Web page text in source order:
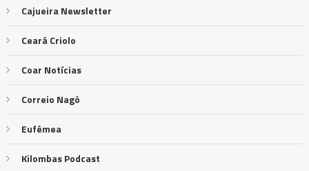
Cajueira Newsletter
Ceará Criolo
Coar Notícias
Correio Nagô
Eufêmea
Kilombas Podcast